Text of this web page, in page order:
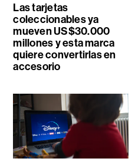
Las tarjetas
coleccionables ya
mueven US$30.000
millones y esta marca
quiere convertirlas en
accesorio